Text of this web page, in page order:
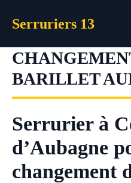
Serruriers 13
BARILLET
Serrurier à
d’Aubagne
changement